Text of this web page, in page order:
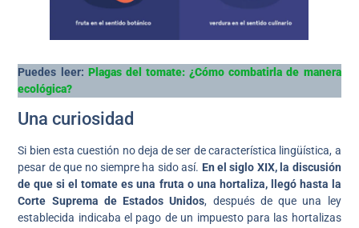
Puedes leer: Plagas del tomate: ¿Cómo combatirla de manera
ecológica?
Una curiosidad
Si bien esta cuestión no deja de ser de característica lingüística, a
pesar de que no siempre ha sido así. En el siglo XIX, la discusión
de que si el tomate es una fruta o una hortaliza, llegó hasta la
Corte Suprema de Estados Unidos, después de que una ley
establecida indicaba el pago de un impuesto para las hortalizas